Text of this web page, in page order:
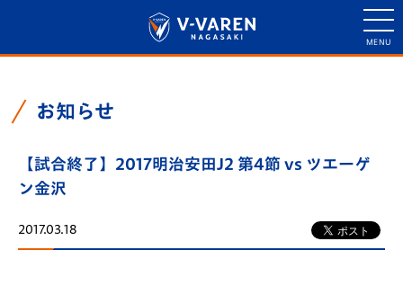
お知らせ
【試合終了】2017明治安田J2 第4節 vs ツエーゲ
ン金沢
2017.03.18